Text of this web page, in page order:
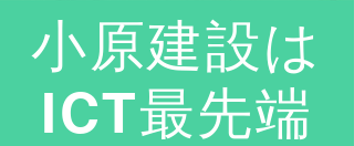
小原建設は
​ICT最先端